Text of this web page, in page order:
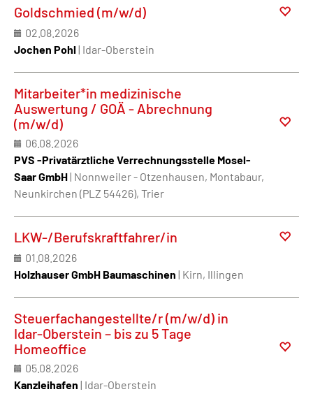
Goldschmied (m/w/d)
02.08.2026
Jochen Pohl| Idar-Oberstein
Mitarbeiter*in medizinische
Auswertung / GOÄ - Abrechnung
(m/w/d)
06.08.2026
PVS -Privatärztliche Verrechnungsstelle Mosel-
Saar GmbH| Nonnweiler - Otzenhausen, Montabaur,
Neunkirchen (PLZ 54426), Trier
LKW-/Berufskraftfahrer/in
01.08.2026
Holzhauser GmbH Baumaschinen | Kirn, Illingen
Steuerfachangestellte/r (m/w/d) in
Idar-Oberstein – bis zu 5 Tage
Homeoffice
05.08.2026
Kanzleihafen | Idar-Oberstein